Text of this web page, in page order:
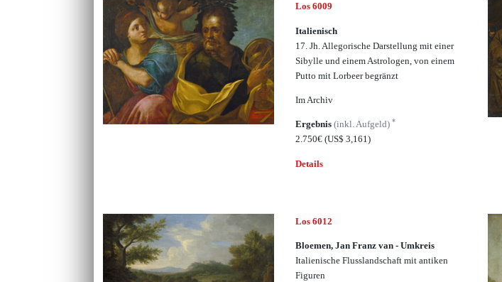
Los 6009
Italienisch
17. Jh. Allegorische Darstellung mit einer
Sibylle und einem Astrologen, von einem
Putto mit Lorbeer begränzt
Im Archiv
Ergebnis(inkl. Aufgeld)*
2.750€(US$ 3,161)
Details
Los 6012
Bloemen, Jan Franz van - Umkreis
Italienische Flusslandschaft mit antiken
Figuren